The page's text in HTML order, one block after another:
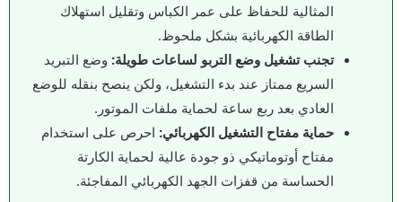
المثالية للحفاظ على عمر الكباس وتقليل استهلاك
الطاقة الكهربائية بشكل ملحوظ.
تجنب تشغيل وضع التربو لساعات طويلة: وضع التبريد
السريع ممتاز عند بدء التشغيل، ولكن ينصح بنقله للوضع
العادي بعد ربع ساعة لحماية ملفات الموتور.
حماية مفتاح التشغيل الكهربائي: احرص على استخدام
مفتاح أوتوماتيكي ذو جودة عالية لحماية الكارتة
الحساسة من قفزات الجهد الكهربائي المفاجئة.